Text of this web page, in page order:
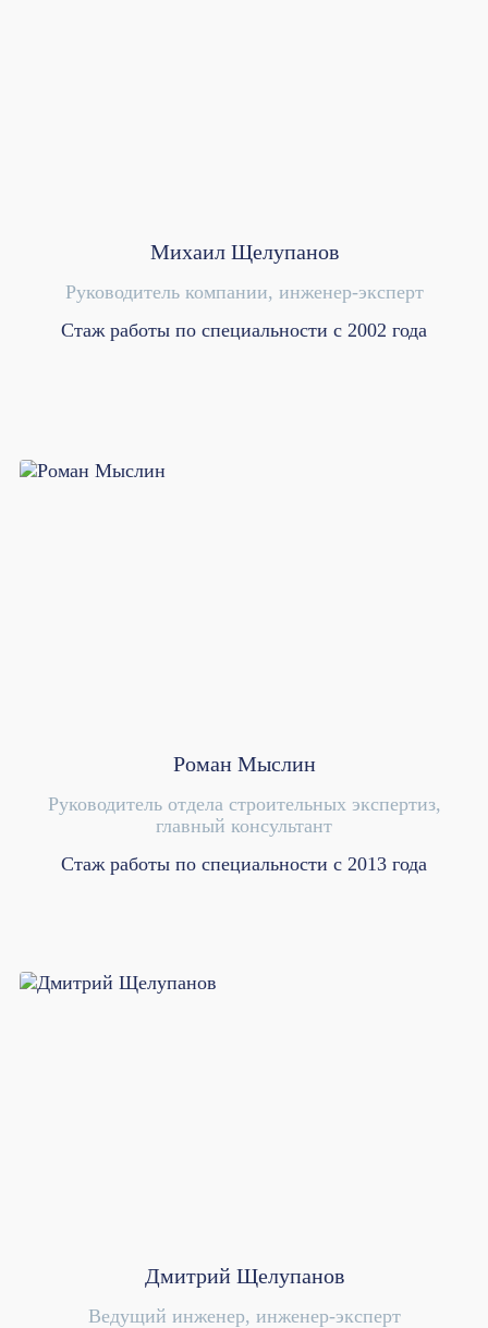
Михаил Щелупанов
Руководитель компании, инженер-эксперт
Стаж работы по специальности с 2002 года
Роман Мыслин
Руководитель отдела строительных экспертиз,
главный консультант
Стаж работы по специальности с 2013 года
Дмитрий Щелупанов
Ведущий инженер, инженер-эксперт